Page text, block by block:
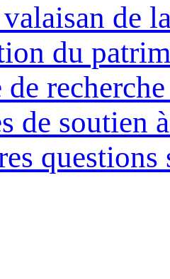
de
du
de
de soutien
questions